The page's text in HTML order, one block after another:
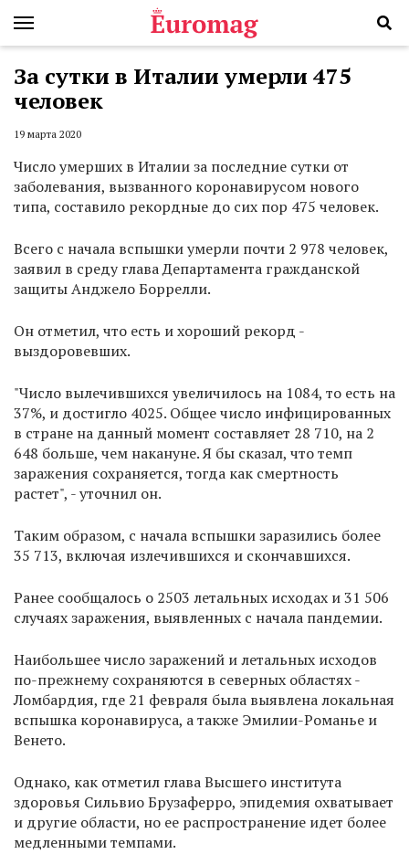
За сутки в Италии умерли 475
человек
19 марта 2020
Число умерших в Италии за последние сутки от
заболевания, вызванного коронавирусом нового
типа, составило рекордные до сих пор 475 человек.
Всего с начала вспышки умерли почти 2 978 человек,
заявил в среду глава Департамента гражданской
защиты Анджело Боррелли.
Он отметил, что есть и хороший рекорд -
выздоровевших.
"Число вылечившихся увеличилось на 1084, то есть на
37%, и достигло 4025. Общее число инфицированных
в стране на данный момент составляет 28 710, на 2
648 больше, чем накануне. Я бы сказал, что темп
заражения сохраняется, тогда как смертность
растет", - уточнил он.
Таким образом, с начала вспышки заразились более
35 713, включая излечившихся и скончавшихся.
Ранее сообщалось о 2503 летальных исходах и 31 506
случаях заражения, выявленных с начала пандемии.
Наибольшее число заражений и летальных исходов
по-прежнему сохраняются в северных областях -
Ломбардия, где 21 февраля была выявлена локальная
вспышка коронавируса, а также Эмилии-Романье и
Венето.
Однако, как отметил глава Высшего института
здоровья Сильвио Брузаферро, эпидемия охватывает
и другие области, но ее распространение идет более
медленными темпами.